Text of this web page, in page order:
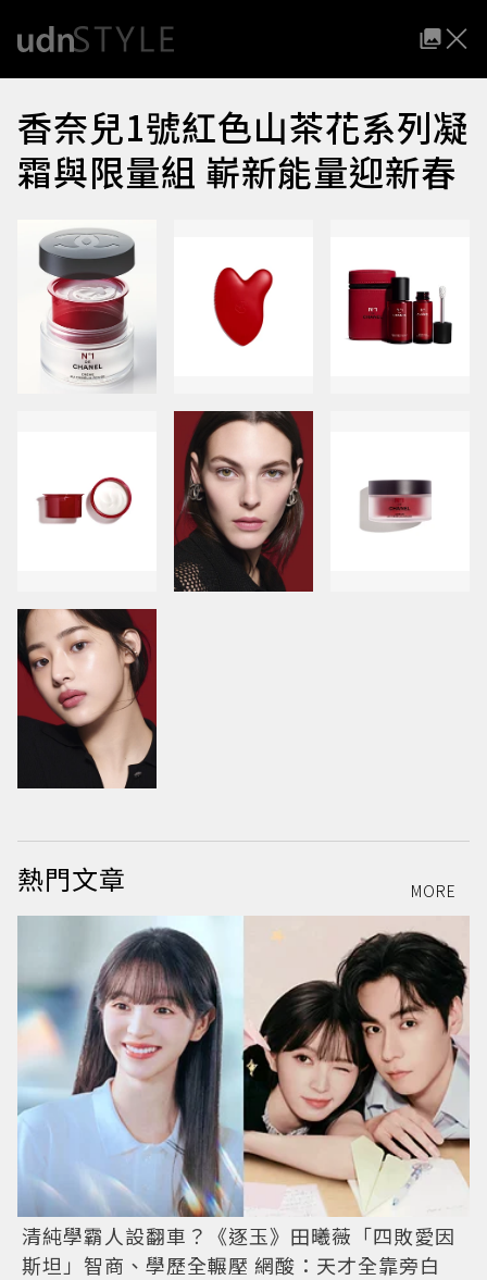
香奈兒1號紅色山茶花系列凝
霜與限量組 嶄新能量迎新春
熱門文章 MORE
清純學霸人設翻車？《逐玉》田曦薇「四敗愛因
斯坦」智商、學歷全輾壓 網酸：天才全靠旁白